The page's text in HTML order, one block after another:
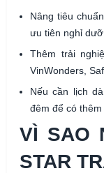
Nâng tiêu
ưu tiên nghỉ
Thêm trải
VinWonders,
Nếu cần lịch
đêm để có
VÌ SAO
STAR